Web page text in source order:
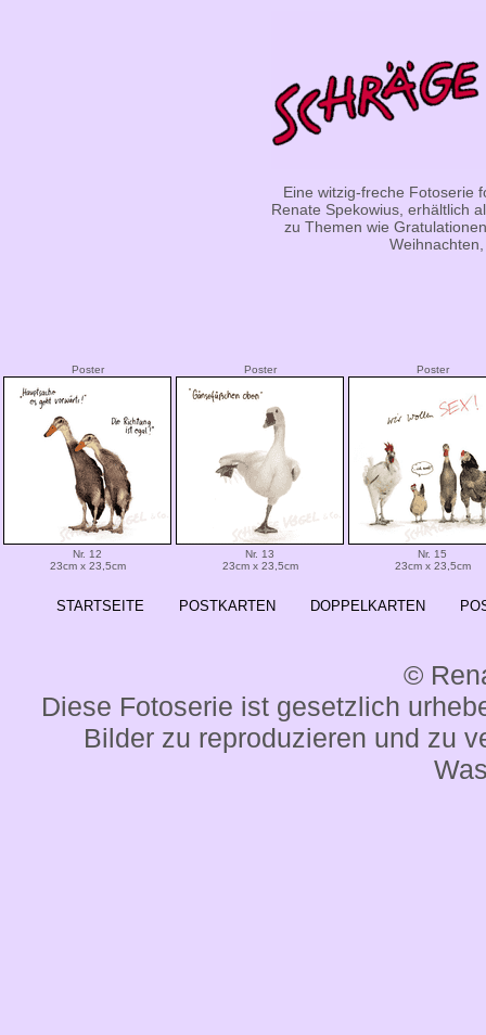
Eine witzig-freche Fotoserie
Renate Spekowius, erhältlich
zu Themen wie
Poster
Nr. 12
23cm x 23,5cm
Poster
Nr. 13
23cm x 23,5cm
Poster
Nr. 15
23cm x 23,5cm
STARTSEITE POSTKARTEN DOPPELKARTEN
©
Diese Fotoserie ist gesetzlich
Bilder zu reproduzieren und zu